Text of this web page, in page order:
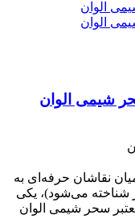
شیمی الوان
نقاشان حرفه‌ای به
تیره نیز شناخته می‌شود)، یکی
سحر شیمی الوان